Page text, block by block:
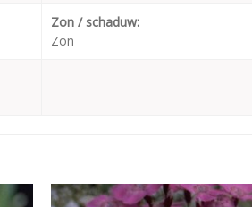
Zon / schaduw:
Zon